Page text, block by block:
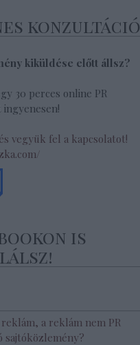
konzultáció
kiküldése előtt állsz?
30 perces online PR
vegyük fel a kapcsolatot!
is
reklám, a reklám nem PR
sajtóközlemény?